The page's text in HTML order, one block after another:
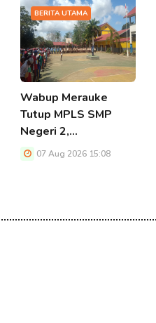
BERITA UTAMA
Wabup Merauke
Tutup MPLS SMP
Negeri 2,…
07 Aug 2026 15:08